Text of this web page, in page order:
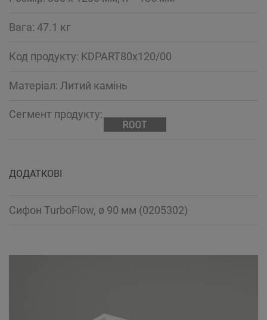
Вага: 47.1 кг
Код продукту: KDPART80x120/00
Mатеріал: Литий камінь
Сегмент продукту:
ДОДАТКОВІ
Сифон TurboFlow, ø 90 мм (0205302)